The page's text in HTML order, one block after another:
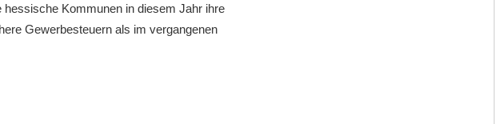
Kommunen in diesem Jahr ihre
Gewerbesteuern als im vergangenen